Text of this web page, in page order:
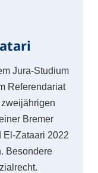
Jura-Studium
Referendariat
Bremer
El-Zataari 2022
Besondere